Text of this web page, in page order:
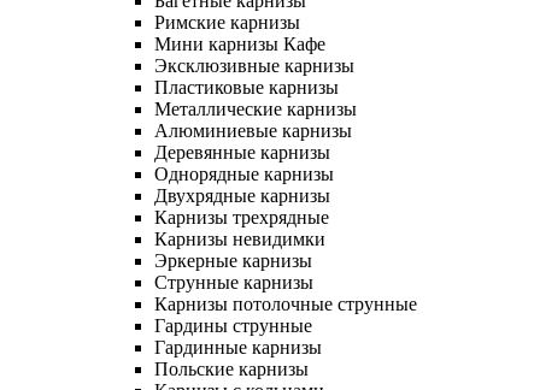
Римские карнизы
Мини карнизы Кафе
Эксклюзивные карнизы
Пластиковые карнизы
Металлические карнизы
Алюминиевые карнизы
Деревянные карнизы
Однорядные карнизы
Двухрядные карнизы
Карнизы трехрядные
Карнизы невидимки
Эркерные карнизы
Струнные карнизы
Карнизы потолочные струнные
Гардины струнные
Гардинные карнизы
Польские карнизы